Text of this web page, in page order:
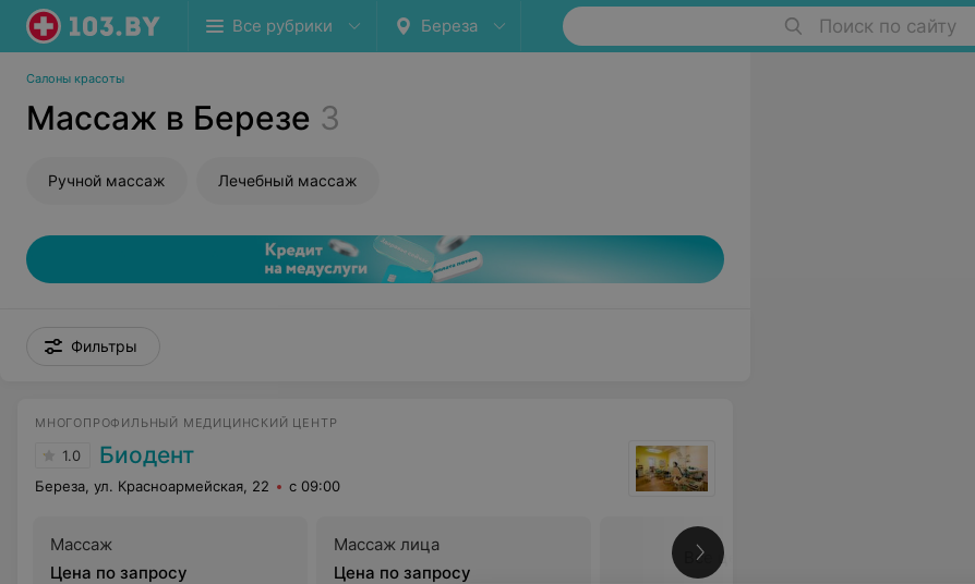
Все рубрики Береза Поиск по сайту
Салоны красоты
Массаж в Березе 3
Ручной массаж Лечебный массаж
Фильтры
МНОГОПРОФИЛЬНЫЙ МЕДИЦИНСКИЙ ЦЕНТР
1.0 Биодент
Береза, ул. Красноармейская, 22 с 09:00
Массаж
Цена по запросу
Массаж лица
Цена по запросу
Все цены